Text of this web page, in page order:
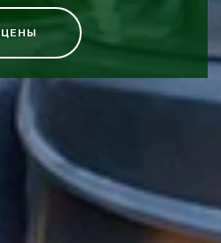
ЦЕНЫ